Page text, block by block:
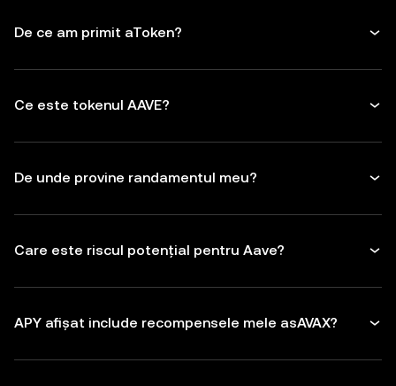
De ce am primit aToken?
Ce este tokenul AAVE?
De unde provine randamentul meu?
Care este riscul potențial pentru Aave?
APY afișat include recompensele mele asAVAX?